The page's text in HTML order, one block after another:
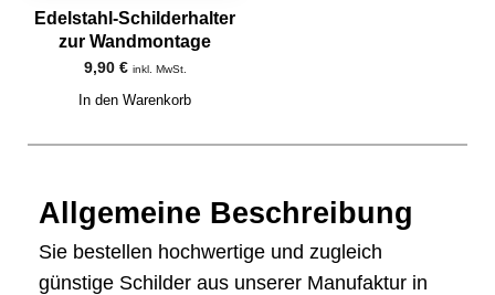
Edelstahl-Schilderhalter
zur Wandmontage
9,90 € inkl. MwSt.
In den Warenkorb
Allgemeine Beschreibung
Sie bestellen hochwertige und zugleich
günstige Schilder aus unserer Manufaktur in